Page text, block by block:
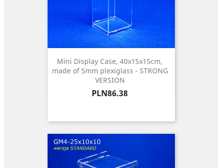
Mini Display Case, 40x15x15cm,
made of 5mm plexiglass - STRONG
VERSION
Price
PLN86.38